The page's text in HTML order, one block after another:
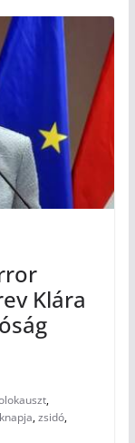
Klára
,
,zsidó,